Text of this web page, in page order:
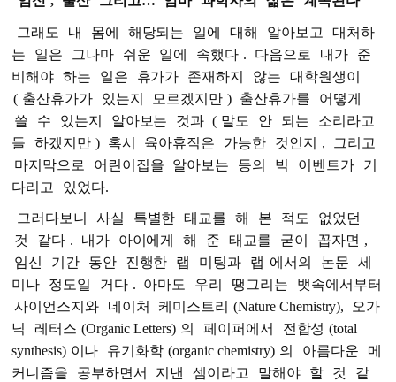
그래도 내 몸에 해당되는 일에 대해 알아보고
대처하
는
일은 그나마 쉬운 일에 속했다 . 다음으로 내가
준
비해야 하는 일은 휴가가 존재하지 않는
대학원생이
( 출산휴가가 있는지 모르겠지만 ) 출산휴가를
어떻게
쓸
수 있는지 알아보는 것과 ( 말도 안 되는
소리라고
들
하겠지만 ) 혹시 육아휴직은 가능한 것인지 ,
그리고
마지막으로
어린이집을 알아보는 등의 빅 이벤트가
기
다리고
있었다.
그러다보니 사실 특별한 태교를 해 본 적도
없었던
것
같다 . 내가 아이에게 해 준 태교를 굳이 꼽자면 ,
임신
기간 동안 진행한 랩 미팅과 랩 에서의 논문
세
미나
정도일 거다 . 아마도 우리 땡그리는
뱃속에서부터
사이언스지와
네이처 케미스트리 (Nature Chemistry),
오가
닉
레터스 (Organic Letters) 의 페이퍼에서 전합성 (total
synthesis) 이나 유기화학 (organic chemistry) 의 아름다운
메
커니즘을
공부하면서 지낸 셈이라고 말해야 할 것
같